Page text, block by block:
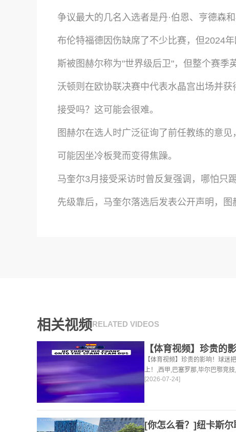
争议最大的几名入选者是丹·伯恩、亨德森
布伦特福德因伤缺席了不少比赛，但2024
斯被图赫尔称为"世界级后卫"，但整个赛季
沃顿则在欧协联决赛中代表水晶宫出场并
接受吗？这可能会很难。
图赫尔在选人时广泛征询了前任教练的意
可能因坐冷板凳而变得焦躁。
马奎尔3月接受采访时曾反复强调，哪怕只
先级靠后，马奎尔落选后发表公开声明，
相关视频RELATED VIDEOS
【体育视频】珍贵的影响！球迷
上！,西甲,巴塞罗那,毕尔巴鄂竞
视频在线播放。本站提供最全的
[2026-07-24]